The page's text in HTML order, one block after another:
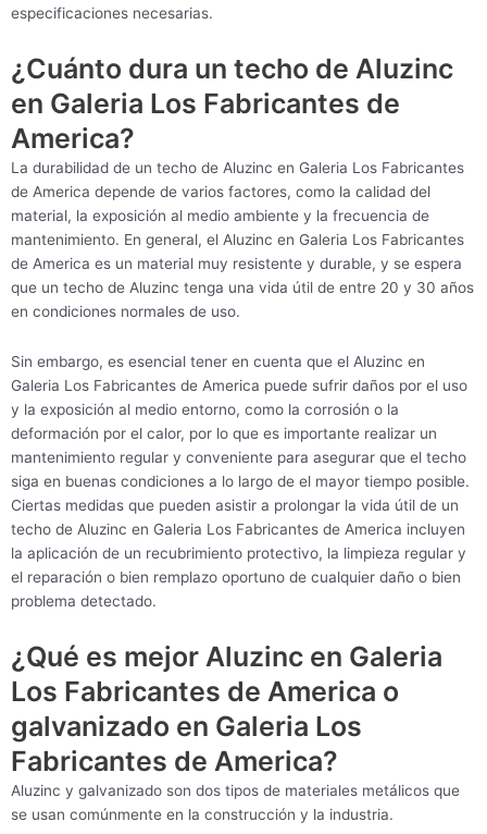
especificaciones necesarias.
¿Cuánto dura un techo de Aluzinc
en Galeria Los Fabricantes de
America?
La durabilidad de un techo de Aluzinc en Galeria Los Fabricantes
de America depende de varios factores, como la calidad del
material, la exposición al medio ambiente y la frecuencia de
mantenimiento. En general, el Aluzinc en Galeria Los Fabricantes
de America es un material muy resistente y durable, y se espera
que un techo de Aluzinc tenga una vida útil de entre 20 y 30 años
en condiciones normales de uso.
Sin embargo, es esencial tener en cuenta que el Aluzinc en
Galeria Los Fabricantes de America puede sufrir daños por el uso
y la exposición al medio entorno, como la corrosión o la
deformación por el calor, por lo que es importante realizar un
mantenimiento regular y conveniente para asegurar que el techo
siga en buenas condiciones a lo largo de el mayor tiempo posible.
Ciertas medidas que pueden asistir a prolongar la vida útil de un
techo de Aluzinc en Galeria Los Fabricantes de America incluyen
la aplicación de un recubrimiento protectivo, la limpieza regular y
el reparación o bien remplazo oportuno de cualquier daño o bien
problema detectado.
¿Qué es mejor Aluzinc en Galeria
Los Fabricantes de America o
galvanizado en Galeria Los
Fabricantes de America?
Aluzinc y galvanizado son dos tipos de materiales metálicos que
se usan comúnmente en la construcción y la industria.